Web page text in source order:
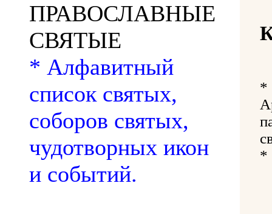
ПРАВОСЛАВНЫЕ
СВЯТЫЕ
* Алфавитный
список святых,
соборов святых,
чудотворных икон
и событий.
*
*